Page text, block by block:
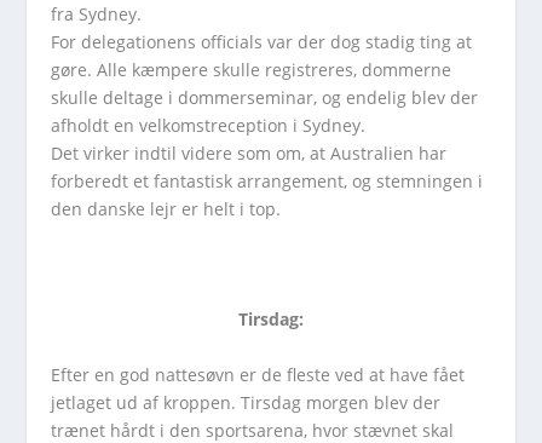
fra Sydney.
For delegationens officials var der dog stadig ting at
gøre. Alle kæmpere skulle registreres, dommerne
skulle deltage i dommerseminar, og endelig blev der
afholdt en velkomstreception i Sydney.
Det virker indtil videre som om, at Australien har
forberedt et fantastisk arrangement, og stemningen i
den danske lejr er helt i top.
Tirsdag:
Efter en god nattesøvn er de fleste ved at have fået
jetlaget ud af kroppen. Tirsdag morgen blev der
trænet hårdt i den sportsarena, hvor stævnet skal